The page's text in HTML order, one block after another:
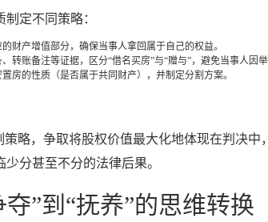
定不同策略：
财产增值部分，确保当事人拿回属于自己的权益。
账备注等证据，区分“借名买房”与“赠与”，避免当事人因
房的性质（是否属于共同财产），并制定分割方案。
略，争取将股权价值最大化地体现在判决
分甚至不分的法律后果。
”到“抚养”的思维转换